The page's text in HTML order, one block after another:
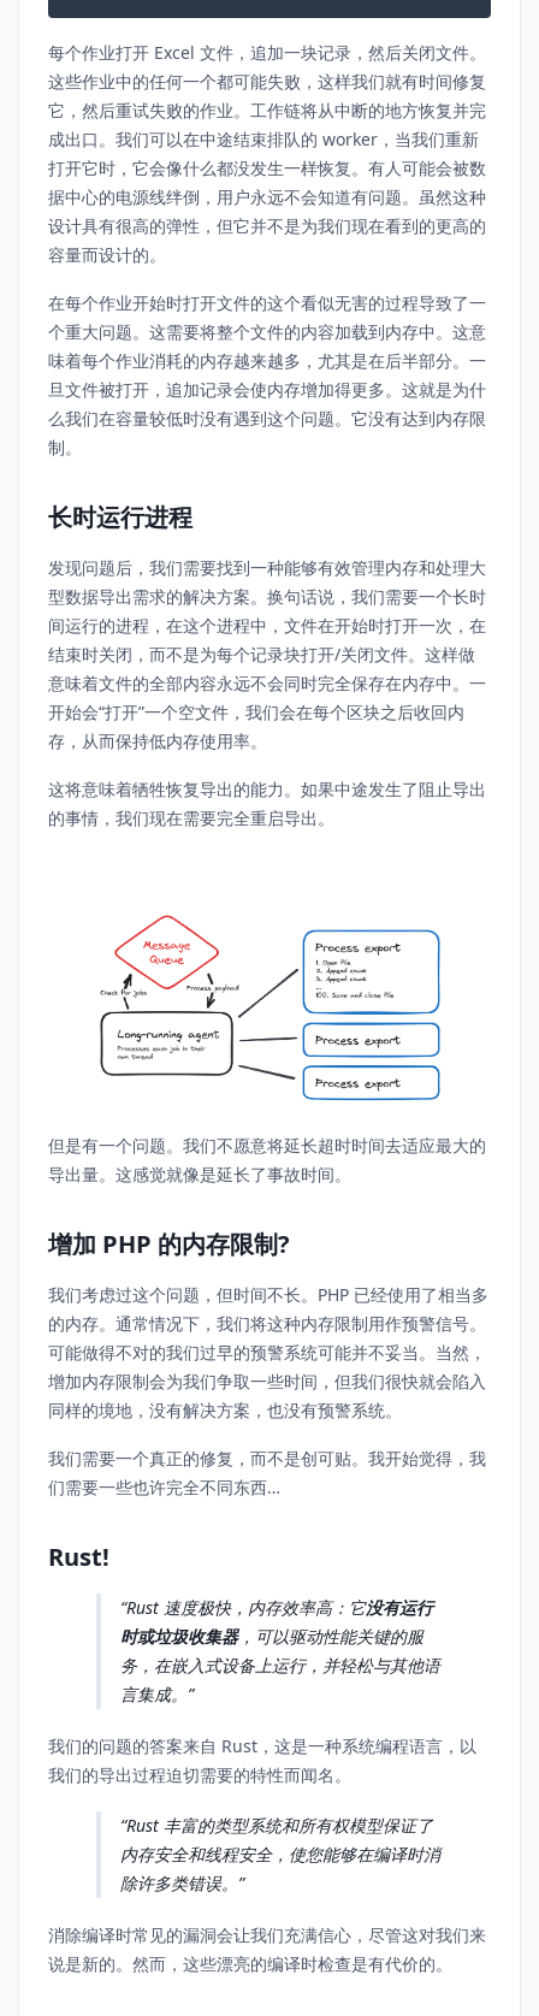
每个作业打开 Excel 文件，追加一块记录，然后关闭文件。
这些作业中的任何一个都可能失败，这样我们就有时间修复
它，然后重试失败的作业。工作链将从中断的地方恢复并完
成出口。我们可以在中途结束排队的 worker，当我们重新
打开它时，它会像什么都没发生一样恢复。有人可能会被数
据中心的电源线绊倒，用户永远不会知道有问题。虽然这种
设计具有很高的弹性，但它并不是为我们现在看到的更高的
容量而设计的。
在每个作业开始时打开文件的这个看似无害的过程导致了一
个重大问题。这需要将整个文件的内容加载到内存中。这意
味着每个作业消耗的内存越来越多，尤其是在后半部分。一
旦文件被打开，追加记录会使内存增加得更多。这就是为什
么我们在容量较低时没有遇到这个问题。它没有达到内存限
制。
长时运行进程
发现问题后，我们需要找到一种能够有效管理内存和处理大
型数据导出需求的解决方案。换句话说，我们需要一个长时
间运行的进程，在这个进程中，文件在开始时打开一次，在
结束时关闭，而不是为每个记录块打开/关闭文件。这样做
意味着文件的全部内容永远不会同时完全保存在内存中。一
开始会“打开”一个空文件，我们会在每个区块之后收回内
存，从而保持低内存使用率。
这将意味着牺牲恢复导出的能力。如果中途发生了阻止导出
的事情，我们现在需要完全重启导出。
但是有一个问题。我们不愿意将延长超时时间去适应最大的
导出量。这感觉就像是延长了事故时间。
增加 PHP 的内存限制?
我们考虑过这个问题，但时间不长。PHP 已经使用了相当多
的内存。通常情况下，我们将这种内存限制用作预警信号。
可能做得不对的我们过早的预警系统可能并不妥当。当然，
增加内存限制会为我们争取一些时间，但我们很快就会陷入
同样的境地，没有解决方案，也没有预警系统。
我们需要一个真正的修复，而不是创可贴。我开始觉得，我
们需要一些也许完全不同东西…
Rust!
Rust 速度极快，内存效率高：它没有运行
时或垃圾收集器，可以驱动性能关键的服
务，在嵌入式设备上运行，并轻松与其他语
言集成。
我们的问题的答案来自 Rust，这是一种系统编程语言，以
我们的导出过程迫切需要的特性而闻名。
Rust 丰富的类型系统和所有权模型保证了
内存安全和线程安全，使您能够在编译时消
除许多类错误。
消除编译时常见的漏洞会让我们充满信心，尽管这对我们来
说是新的。然而，这些漂亮的编译时检查是有代价的。